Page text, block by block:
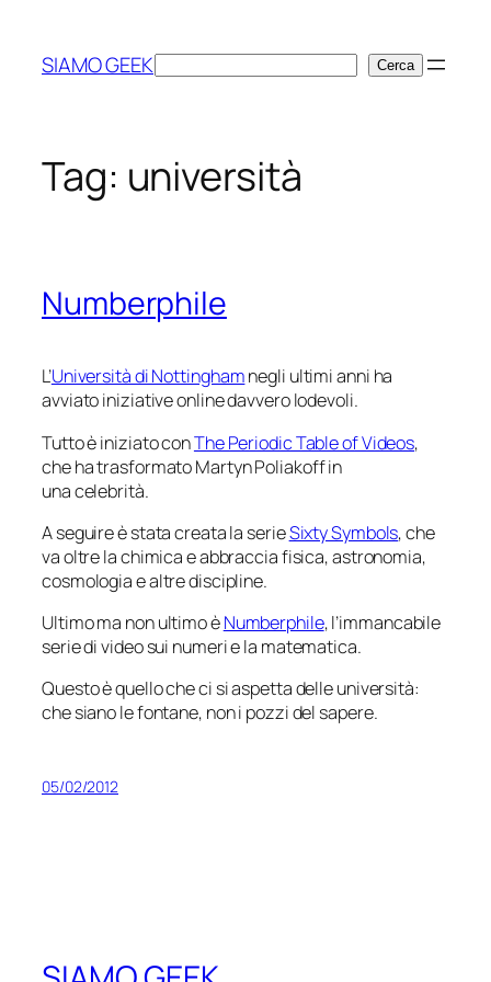
contenuto
SIAMO GEEKCerca Cerca
Tag: università
Numberphile
L’Università di Nottinghamnegli ultimi anni ha
avviato iniziative online davvero lodevoli.
Tutto è iniziato conThe Periodic Table of Videos,
che ha trasformato Martyn Poliakoff in
una celebrità.
A seguire è stata creata la serieSixty Symbols, che
va oltre la chimica e abbraccia fisica, astronomia,
cosmologia e altre discipline.
Ultimo ma non ultimo èNumberphile, l’immancabile
serie di video sui numeri e la matematica.
Questo è quello che ci si aspetta delle università:
che siano le fontane, non i pozzi del sapere.
05/02/2012